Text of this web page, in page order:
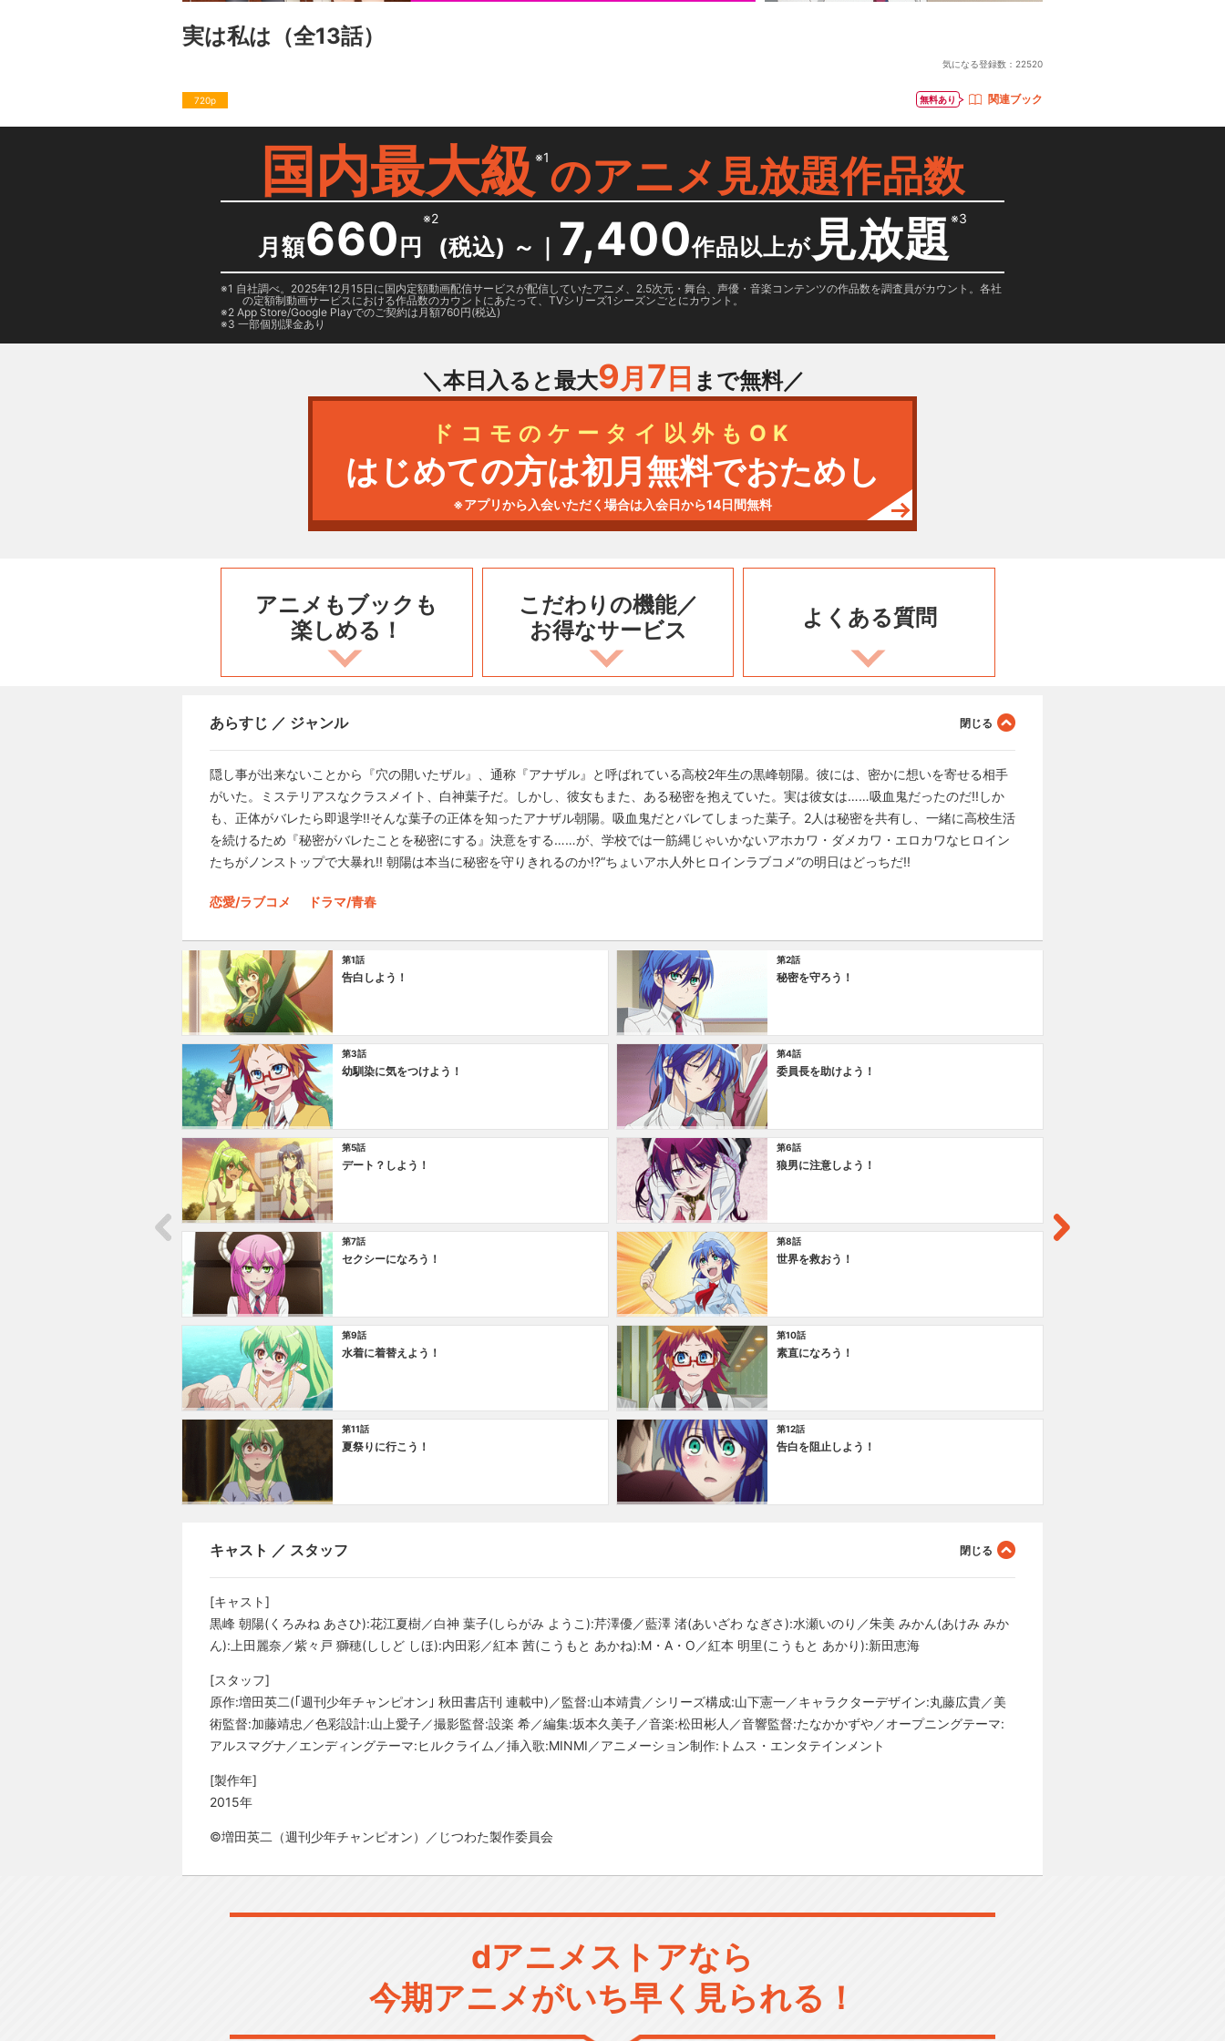
実は私は （全13話）
気になる登録数： 22520
720p 無料あり 関連ブック
国内最大級 ※1のアニメ見放題作品数
月額660 円
※2
(税込) ～ ｜ 7,400作品以上が 見放題※3
1 自社調べ。2025年12月15日に国内定額動画配信サービスが配信していたアニメ、2.5次元・舞台、声優・音楽コンテンツの作品数を調査員がカウント。各社
の定額制動画サービスにおける作品数のカウントにあたって、TVシリーズ1シーズンごとにカウント。
2 App Store/Google Playでのご契約は月額760円(税込)
3 一部個別課金あり
＼本日入ると最大9月 7 日 まで無料／
ドコモのケータイ以外もOK
はじめての方は初月無料でおためし
※アプリから入会いただく場合は入会日から14日間無料
アニメもブックも
楽しめる！
こだわりの機能／
お得なサービス
よくある質問
あらすじ ／ ジャンル
隠し事が出来ないことから『穴の開いたザル』、通称『アナザル』と呼ばれている高校2年生の黒峰朝陽。彼には、密かに想いを寄せる相手
がいた。ミステリアスなクラスメイト、白神葉子だ。しかし、彼女もまた、ある秘密を抱えていた。実は彼女は……吸血鬼だったのだ!!しか
も、正体がバレたら即退学!!そんな葉子の正体を知ったアナザル朝陽。吸血鬼だとバレてしまった葉子。2人は秘密を共有し、一緒に高校生活
を続けるため『秘密がバレたことを秘密にする』決意をする……が、学校では一筋縄じゃいかないアホカワ・ダメカワ・エロカワなヒロイン
たちがノンストップで大暴れ!! 朝陽は本当に秘密を守りきれるのか!?“ちょいアホ人外ヒロインラブコメ”の明日はどっちだ!!
恋愛/ラブコメ ドラマ/青春
第1話
告白しよう！
第2話
秘密を守ろう！
第3話
幼馴染に気をつけよう！
第4話
委員長を助けよう！
第5話
デート？しよう！
第6話
狼男に注意しよう！
第7話
セクシーになろう！
第8話
世界を救おう！
第9話
水着に着替えよう！
第10話
素直になろう！
第11話
夏祭りに行こう！
第12話
告白を阻止しよう！
キャスト ／ スタッフ
[キャスト]
黒峰 朝陽(くろみね あさひ):花江夏樹／白神 葉子(しらがみ ようこ):芹澤優／藍澤 渚(あいざわ なぎさ):水瀬いのり／朱美 みかん(あけみ みか
ん):上田麗奈／紫々戸 獅穂(ししど しほ):内田彩／紅本 茜(こうもと あかね):M・A・O／紅本 明里(こうもと あかり):新田恵海
[スタッフ]
原作:増田英二(｢週刊少年チャンピオン｣ 秋田書店刊 連載中)／監督:山本靖貴／シリーズ構成:山下憲一／キャラクターデザイン:丸藤広貴／美
術監督:加藤靖忠／色彩設計:山上愛子／撮影監督:設楽 希／編集:坂本久美子／音楽:松田彬人／音響監督:たなかかずや／オープニングテーマ:
アルスマグナ／エンディングテーマ:ヒルクライム／挿入歌:MINMI／アニメーション制作:トムス・エンタテインメント
[製作年]
2015年
©増田英二（週刊少年チャンピオン）／じつわた製作委員会
dアニメストアなら
今期アニメがいち早く見られる！